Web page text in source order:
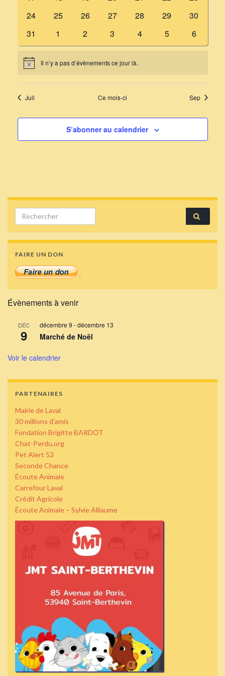
0
24
0
25
0
26
0
27
0
28
0
29
0
30
0
évènements
31
0
évènements
1
0
évènements
2
0
évènements
3
0
évènements
4
0
évènements
5
0
6
Notice Il n’y a pas d’évènements ce jour là.
Juil Ce mois-ci Sep
S’abonner au calendrier
Search for:
FAIRE UN DON
Évènements à venir
DÉC
9
décembre 9 -décembre 13
Marché de Noël
Voir le calendrier
PARTENAIRES
Mairie de Laval
30 millions d’amis
Fondation Brigitte BARDOT
Chat-Perdu.org
Pet Alert 53
Seconde Chance
Écoute Animale
Carrefour Laval
Crédit Agricole
Écoute Animale – Sylvie Alliaume